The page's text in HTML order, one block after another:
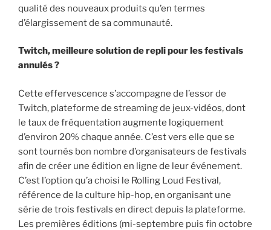
qualité des nouveaux produits qu’en termes
d’élargissement de sa communauté.
Twitch, meilleure solution de repli pour les festivals
annulés ?
Cette effervescence s’accompagne de l’essor de
Twitch, plateforme de streaming de jeux-vidéos, dont
le taux de fréquentation augmente logiquement
d’environ 20% chaque année. C’est vers elle que se
sont tournés bon nombre d’organisateurs de festivals
afin de créer une édition en ligne de leur événement.
C’est l’option qu’a choisi le Rolling Loud Festival,
référence de la culture hip-hop, en organisant une
série de trois festivals en direct depuis la plateforme.
Les premières éditions (mi-septembre puis fin octobre